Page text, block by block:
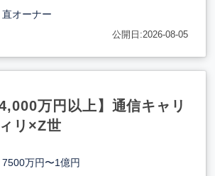
直オーナー
公開日:2026-08-05
万円以上】通信キャリ
リ×Z世
7500万円〜1億円